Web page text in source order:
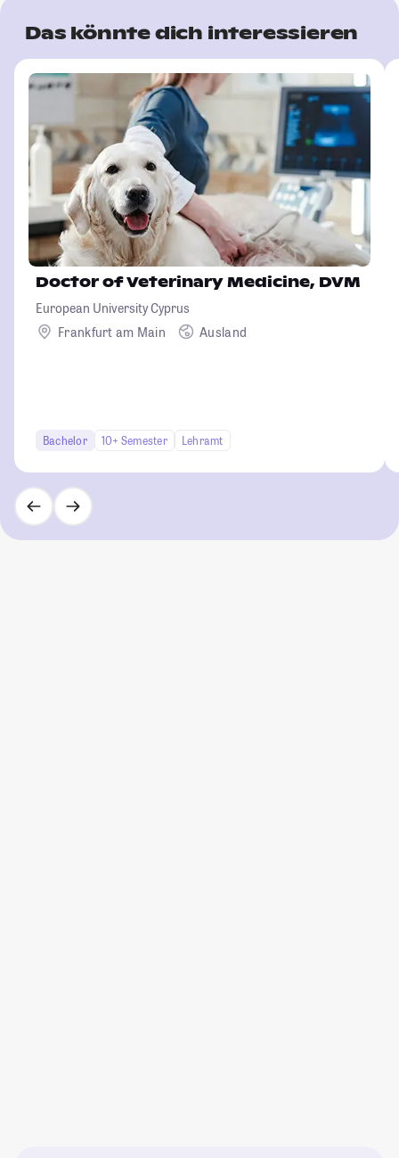
Das könnte dich interessieren
Doctor of Veterinary Medicine, DVM
European University Cyprus
Frankfurt am Main
Ausland
Bachelor 10+ Semester Lehramt